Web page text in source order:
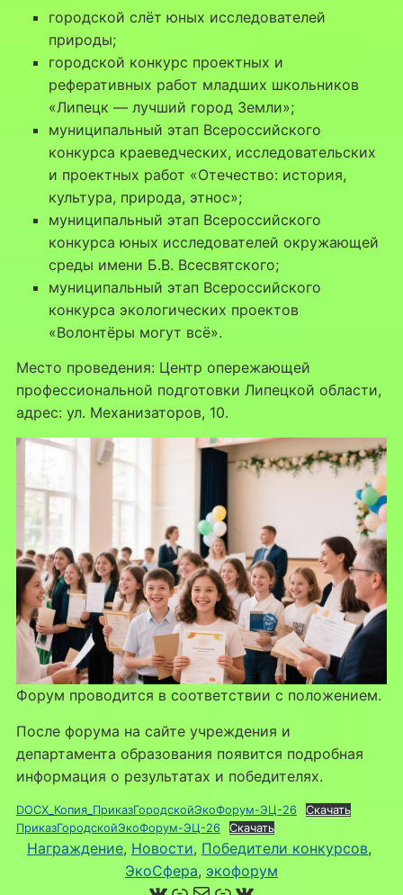
городской слёт юных исследователей
природы;
городской конкурс проектных и
реферативных работ младших школьников
«Липецк — лучший город Земли»;
муниципальный этап Всероссийского
конкурса краеведческих, исследовательских
и проектных работ «Отечество: история,
культура, природа, этнос»;
муниципальный этап Всероссийского
конкурса юных исследователей окружающей
среды имени Б.В. Всесвятского;
муниципальный этап Всероссийского
конкурса экологических проектов
«Волонтёры могут всё».
Место проведения: Центр опережающей
профессиональной подготовки Липецкой области,
адрес: ул. Механизаторов, 10.
Форум проводится в соответствии с положением.
После форума на сайте учреждения и
департамента образования появится подробная
информация о результатах и победителях.
DOCX_Копия_ПриказГородскойЭкоФорум-ЭЦ-26
Скачать
ПриказГородскойЭкоФорум-ЭЦ-26
Скачать
Награждение, Новости, Победители конкурсов
ЭкоСфера, экофорум